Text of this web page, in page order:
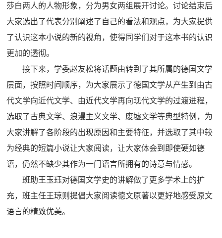
莎白两人的人物形象，分为男女两组展开讨论。讨论结束后
大家选出了代表分别阐述了自己的看法和观点，为大家提供
了认识这本小说的新的视角，使得同学们对于这本书的认识
更加的透彻。
接下来，学委赵友松将话题由转到了其所属的德国文学
层面，按照时间顺序，为大家展示了德国文学从产生到由古
代文学向近代文学、由近代文学再向现代文学的过渡进程，
选取了古典文学、浪漫主义文学、废墟文学等典型特例，为
大家讲解了各阶段的出现原因和主要特征，并选取了其中较
为经典的短篇小说让大家阅读，让大家体会到即使硬如德
语，仍然不缺少其作为一门语言所拥有的诗意与情感。
班助王玉珏对德国文学史的讲解做了更多学术上的扩
充，班主任王琼则提倡大家阅读德文原著以更好地感受原文
语言的精致优美。